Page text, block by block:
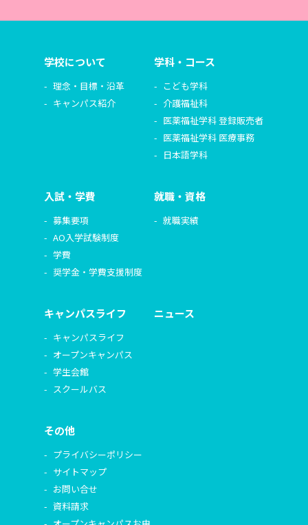
学校について
理念・目標・沿革
キャンパス紹介
学科・コース
こども学科
介護福祉科
医薬福祉学科 登録販売者
医薬福祉学科 医療事務
日本語学科
入試・学費
募集要項
AO入学試験制度
学費
奨学金・学費支援制度
就職・資格
就職実績
キャンパスライフ
キャンパスライフ
オープンキャンパス
学生会館
スクールバス
ニュース
その他
プライバシーポリシー
サイトマップ
お問い合せ
資料請求